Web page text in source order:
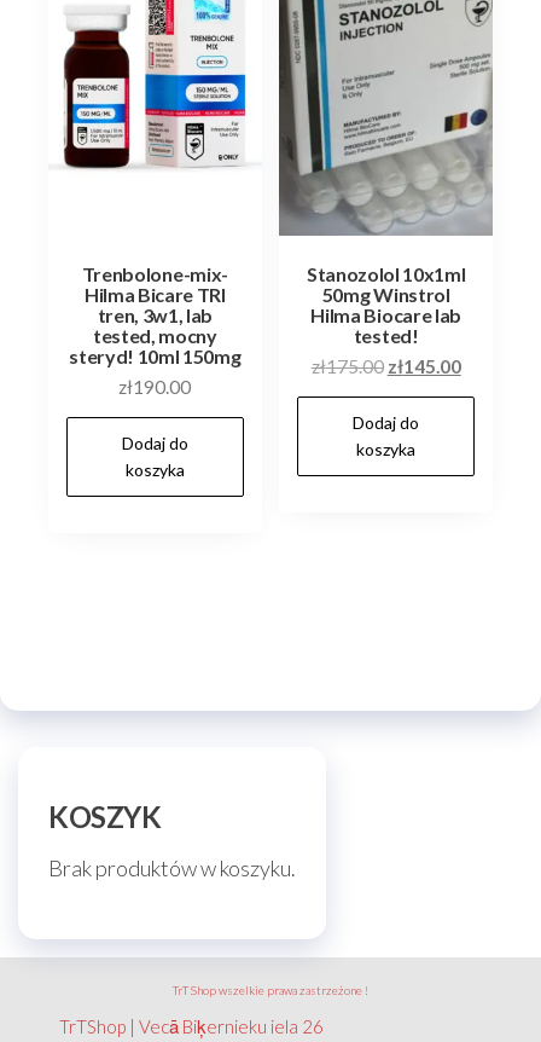
Trenbolone-mix-
Hilma Bicare TRI
tren, 3w1, lab
tested, mocny
steryd! 10ml 150mg
zł190.00
Dodaj do
koszyka
Stanozolol 10x1ml
50mg Winstrol
Hilma Biocare lab
tested!
zł175.00 Pierwotna
cena
wynosiła:
zł175.00.
zł145.00Aktualna
cena
Dodaj do
koszyka
KOSZYK
Brak produktów w koszyku.
TrT Shop wszelkie prawa zastrzeżone !
TrTShop | Vecā Biķernieku iela 26